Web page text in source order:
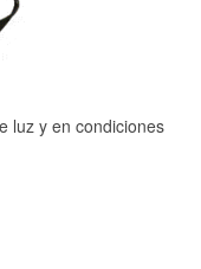
luz y en condiciones